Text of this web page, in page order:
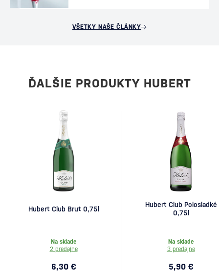
VŠETKY NAŠE ČLÁNKY
ĎALŠIE PRODUKTY HUBERT
Hubert Club Brut 0,75l
Na sklade
2 predajne
6,30 €
Hubert Club Polosladké
0,75l
Na sklade
3 predajne
5,90 €